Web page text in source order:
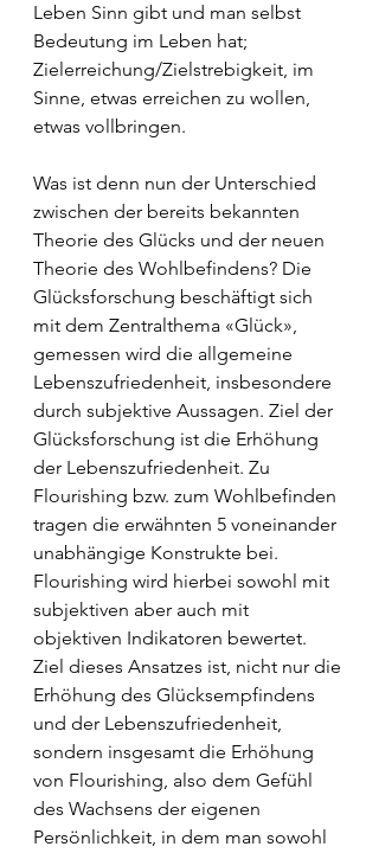
Leben Sinn gibt und man selbst
Bedeutung im Leben hat;
Zielerreichung/Zielstrebigkeit, im
Sinne, etwas erreichen zu wollen,
etwas vollbringen.
Was ist denn nun der Unterschied
zwischen der bereits bekannten
Theorie des Glücks und der neuen
Theorie des Wohlbefindens? Die
Glücksforschung beschäftigt sich
mit dem Zentralthema «Glück»,
gemessen wird die allgemeine
Lebenszufriedenheit, insbesondere
durch subjektive Aussagen. Ziel der
Glücksforschung ist die Erhöhung
der Lebenszufriedenheit. Zu
Flourishing bzw. zum Wohlbefinden
tragen die erwähnten 5 voneinander
unabhängige Konstrukte bei.
Flourishing wird hierbei sowohl mit
subjektiven aber auch mit
objektiven Indikatoren bewertet.
Ziel dieses Ansatzes ist, nicht nur die
Erhöhung des Glücksempfindens
und der Lebenszufriedenheit,
sondern insgesamt die Erhöhung
von Flourishing, also dem Gefühl
des Wachsens der eigenen
Persönlichkeit, in dem man sowohl